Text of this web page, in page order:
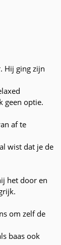
Hij ging zijn
geen optie.
af te
wist dat je de
het door en
om zelf de
baas ook